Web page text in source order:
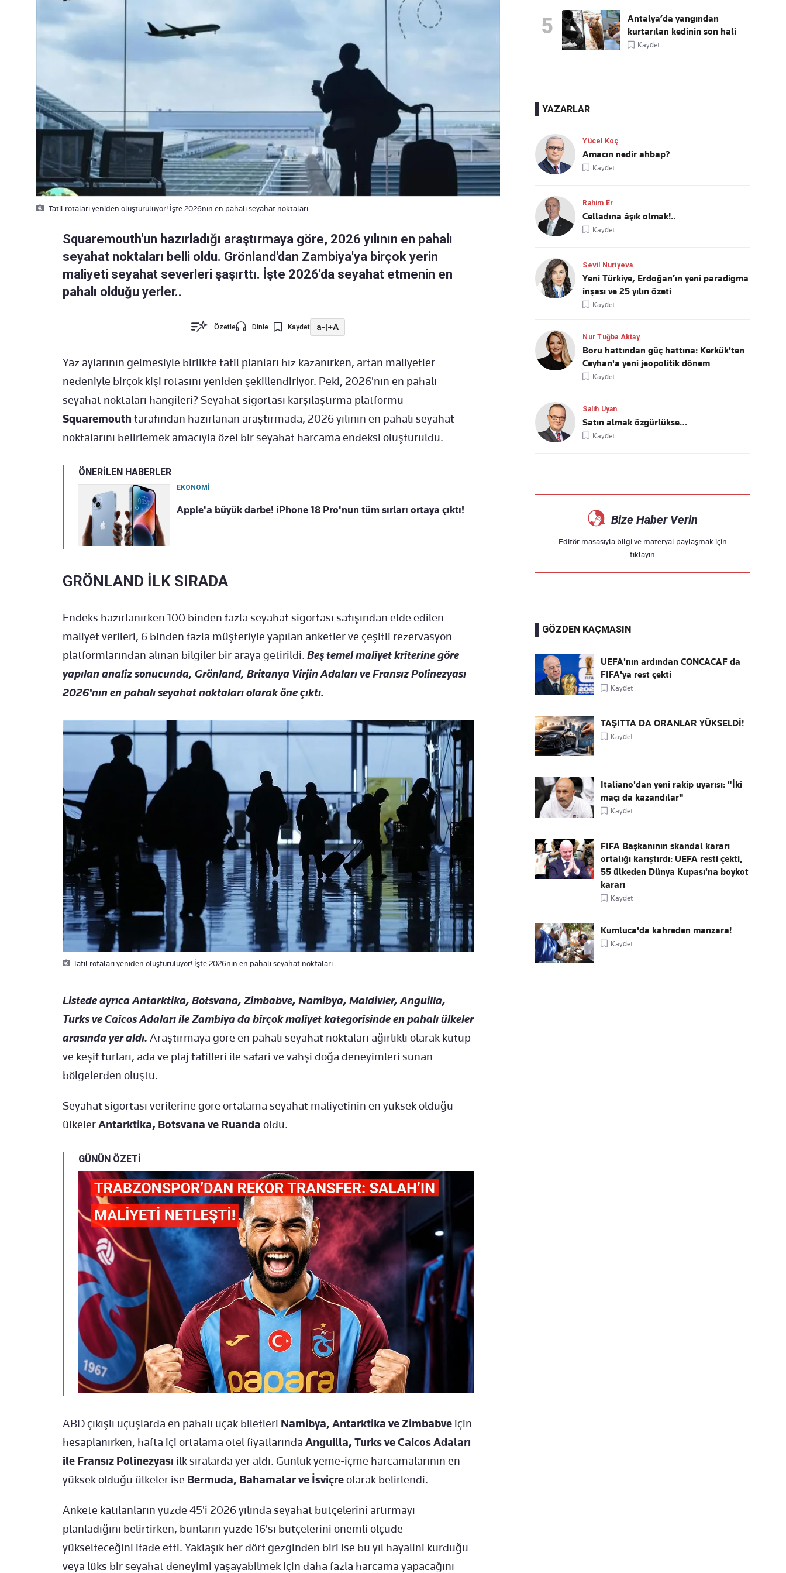
Tatil rotaları yeniden oluşturuluyor! İşte 2026nın en pahalı seyahat noktaları
Squaremouth'un hazırladığı araştırmaya göre, 2026 yılının en pahalı
seyahat noktaları belli oldu. Grönland'dan Zambiya'ya birçok yerin
maliyeti seyahat severleri şaşırttı. İşte 2026'da seyahat etmenin en
pahalı olduğu yerler..
Özetle Dinle Kaydet a-|+A
Yaz aylarının gelmesiyle birlikte tatil planları hız kazanırken, artan maliyetler
nedeniyle birçok kişi rotasını yeniden şekillendiriyor. Peki, 2026'nın en pahalı
seyahat noktaları hangileri? Seyahat sigortası karşılaştırma platformu
Squaremouth tarafından hazırlanan araştırmada, 2026 yılının en pahalı seyahat
noktalarını belirlemek amacıyla özel bir seyahat harcama endeksi oluşturuldu.
ÖNERİLEN HABERLER
EKONOMİ
Apple'a büyük darbe! iPhone 18 Pro'nun tüm sırları ortaya çıktı!
GRÖNLAND İLK SIRADA
Endeks hazırlanırken 100 binden fazla seyahat sigortası satışından elde edilen
maliyet verileri, 6 binden fazla müşteriyle yapılan anketler ve çeşitli rezervasyon
platformlarından alınan bilgiler bir araya getirildi. Beş temel maliyet kriterine göre
yapılan analiz sonucunda, Grönland, Britanya Virjin Adaları ve Fransız Polinezyası
2026'nın en pahalı seyahat noktaları olarak öne çıktı.
Tatil rotaları yeniden oluşturuluyor! İşte 2026nın en pahalı seyahat noktaları
Listede ayrıca Antarktika, Botsvana, Zimbabve, Namibya, Maldivler, Anguilla,
Turks ve Caicos Adaları ile Zambiya da birçok maliyet kategorisinde en pahalı ülkeler
arasında yer aldı. Araştırmaya göre en pahalı seyahat noktaları ağırlıklı olarak kutup
ve keşif turları, ada ve plaj tatilleri ile safari ve vahşi doğa deneyimleri sunan
bölgelerden oluştu.
Seyahat sigortası verilerine göre ortalama seyahat maliyetinin en yüksek olduğu
ülkelerAntarktika, Botsvana ve Ruanda oldu.
GÜNÜN ÖZETİ
ABD çıkışlı uçuşlarda en pahalı uçak biletleri Namibya, Antarktika ve Zimbabve için
hesaplanırken, hafta içi ortalama otel fiyatlarında Anguilla, Turks ve Caicos Adaları
ile Fransız Polinezyası ilk sıralarda yer aldı. Günlük yeme-içme harcamalarının en
yüksek olduğu ülkeler ise Bermuda, Bahamalar ve İsviçreolarak belirlendi.
Ankete katılanların yüzde 45'i 2026 yılında seyahat bütçelerini artırmayı
planladığını belirtirken, bunların yüzde 16'sı bütçelerini önemli ölçüde
yükselteceğini ifade etti. Yaklaşık her dört gezginden biri ise bu yıl hayalini kurduğu
veya lüks bir seyahat deneyimi yaşayabilmek için daha fazla harcama yapacağını
5
Antalya’da yangından
kurtarılan kedinin son hali
Kaydet
YAZARLAR
Yücel Koç
Amacın nedir ahbap?
Kaydet
Rahim Er
Celladına âşık olmak!..
Kaydet
Sevil Nuriyeva
Yeni Türkiye, Erdoğan’ın yeni paradigma
inşası ve 25 yılın özeti
Kaydet
Nur Tuğba Aktay
Boru hattından güç hattına: Kerkük'ten
Ceyhan'a yeni jeopolitik dönem
Kaydet
Salih Uyan
Satın almak özgürlükse…
Kaydet
Bize Haber Verin
Editör masasıyla bilgi ve materyal paylaşmak için
tıklayın
GÖZDEN KAÇMASIN
UEFA'nın ardından CONCACAF da
FIFA'ya rest çekti
Kaydet
TAŞITTA DA ORANLAR YÜKSELDİ!
Kaydet
Italiano'dan yeni rakip uyarısı: "İki
maçı da kazandılar"
Kaydet
FIFA Başkanının skandal kararı
ortalığı karıştırdı: UEFA resti çekti,
55 ülkeden Dünya Kupası'na boykot
kararı
Kaydet
Kumluca'da kahreden manzara!
Kaydet